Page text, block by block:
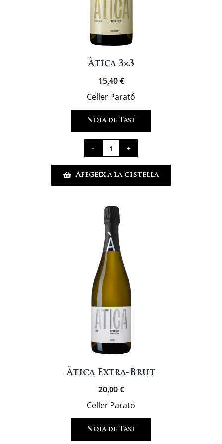
Àtica 3×3
15,40€
Celler Parató
Nota de Tast
quantitat
de
Àtica
Afegeix a la cistella
Àtica Extra-Brut
20,00€
Celler Parató
Nota de Tast